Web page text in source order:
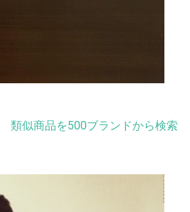
類似商品を500ブランドから検索